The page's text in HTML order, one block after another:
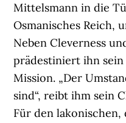
Mittelsmann in die
Osmanisches Reich,
Neben Cleverness
prädestiniert ihn
Mission. „Der
sind“, reibt ihm sein
Für den lakonischen,